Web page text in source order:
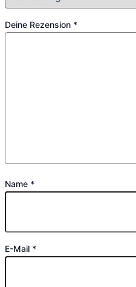
Deine Rezension *
Name *
E-Mail *